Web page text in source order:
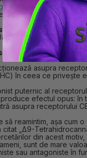
modulators of the
secundare ale THC,
are efectele
sistemului
asupra
în ceea ce privește
puternic al
efectul opus:
asupra receptorului
să reamintim, așa cum
citat „Δ9-
din acest
sunt de mare
sau antagoniste în